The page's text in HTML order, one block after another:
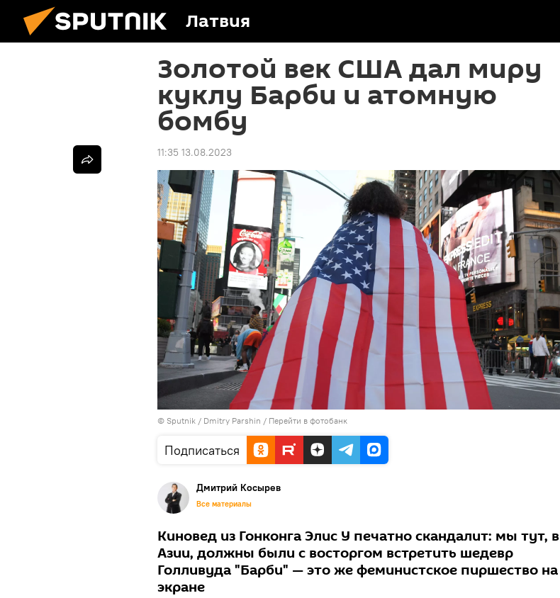
Латвия
Золотой век США дал миру
куклу Барби и атомную
бомбу
11:35 13.08.2023
© Sputnik / Dmitry Parshin / Перейти в фотобанк
Подписаться
Дмитрий Косырев
Все материалы
Киновед из Гонконга Элис У печатно скандалит: мы тут, в
Азии, должны были с восторгом встретить шедевр
Голливуда "Барби" — это же феминистское пиршество на
экране